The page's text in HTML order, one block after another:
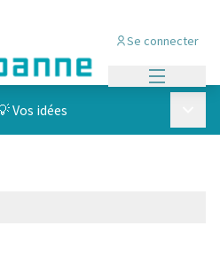
Se connecter
Vos idées